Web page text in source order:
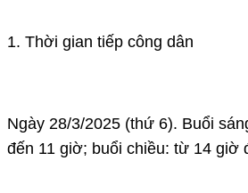
1. Thời gian tiếp công dân
Ngày 28/3/2025 (thứ 6). Buổi
đến 11 giờ; buổi chiều: từ 14 giờ